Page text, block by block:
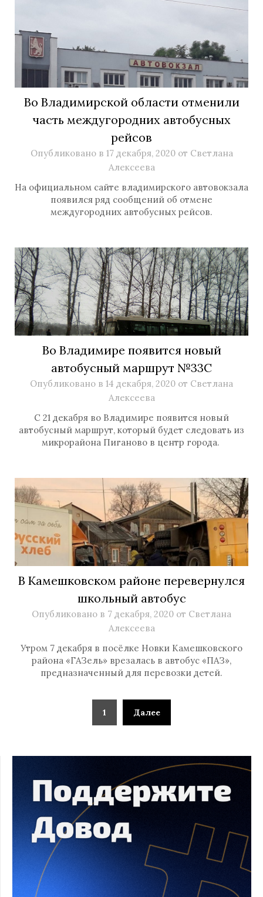
Во Владимирской области отменили
часть междугородних автобусных
рейсов
Опубликовано в 17 декабря, 2020от Светлана
Алексеева
На официальном сайте владимирского автовокзала
появился ряд сообщений об отмене
междугородних автобусных рейсов.
Во Владимире появится новый
автобусный маршрут №33С
Опубликовано в 14 декабря, 2020 от Светлана
Алексеева
C 21 декабря во Владимире появится новый
автобусный маршрут, который будет следовать из
микрорайона Пиганово в центр города.
В Камешковском районе перевернулся
школьный автобус
Опубликовано в 7 декабря, 2020 от Светлана
Алексеева
Утром 7 декабря в посёлке Новки Камешковского
района «ГАЗель» врезалась в автобус «ПАЗ»,
предназначенный для перевозки детей.
1 Далее